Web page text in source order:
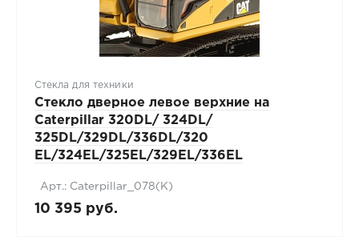
Стекла для техники
Стекло дверное левое верхние на
Caterpillar 320DL/ 324DL/
325DL/329DL/336DL/320
EL/324EL/325EL/329EL/336EL
Арт.: Caterpillar_078(К)
10 395 руб.